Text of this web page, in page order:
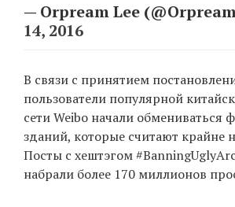
— Orpream Lee
14, 2016
В связи с принятием
пользователи популярной
сети Weibo начали обмениваться
зданий, которые считают крайне
Посты с хештэгом
набрали более 170 миллионов